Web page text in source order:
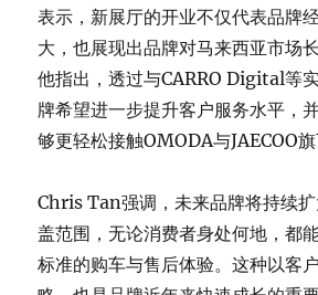
表示，新展厅的开业不仅代表品牌
大，也展现出品牌对马来西亚市场
他指出，透过与CARRO Digital等
牌希望进一步提升客户服务水平，
够更轻松接触OMODA与JAECOO旗
Chris Tan强调，未来品牌将持续
盖范围，无论消费者身处何地，都
标准的购车与售后体验。这种以客